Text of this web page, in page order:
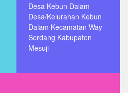
Desa Kebun Dalam
Desa/Kelurahan Kebun
Dalam Kecamatan Way
Serdang Kabupaten
Mesuji